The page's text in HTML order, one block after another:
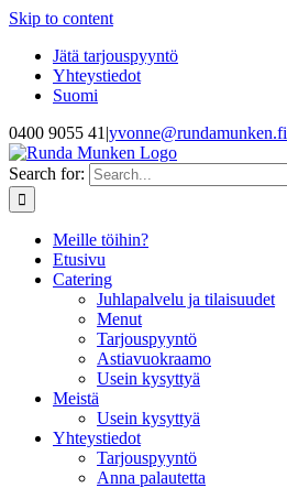
Skip to content
Jätä tarjouspyyntö
Yhteystiedot
Suomi
0400 9055 41 |yvonne@rundamunken.fi
Search for:
Meille töihin?
Etusivu
Catering
Juhlapalvelu ja tilaisuudet
Menut
Tarjouspyyntö
Astiavuokraamo
Usein kysyttyä
Meistä
Usein kysyttyä
Yhteystiedot
Tarjouspyyntö
Anna palautetta